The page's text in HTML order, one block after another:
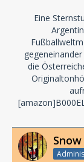
Eine
die
Snow